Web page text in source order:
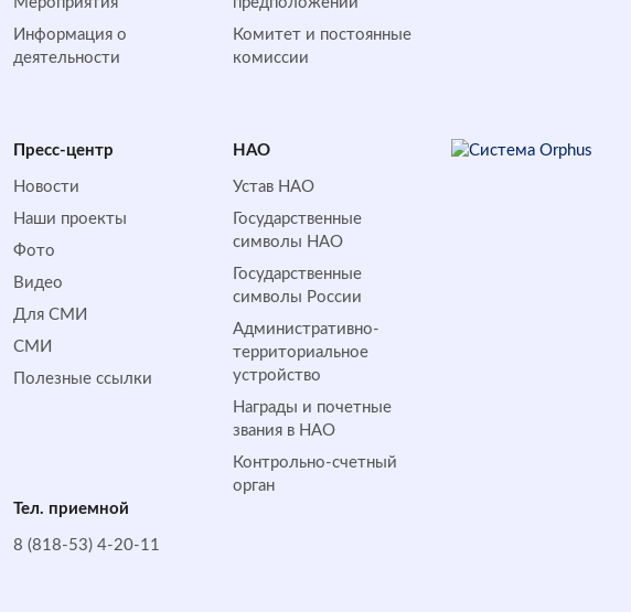
Информация о
деятельности
Комитет и постоянные
комиссии
Пресс-центр
Новости
Наши проекты
Фото
Видео
Для СМИ
СМИ
Полезные ссылки
НАО
Устав НАО
Государственные
символы НАО
Государственные
символы России
Административно-
территориальное
устройство
Награды и почетные
звания в НАО
Контрольно-счетный
орган
Тел. приемной
8 (818-53) 4-20-11